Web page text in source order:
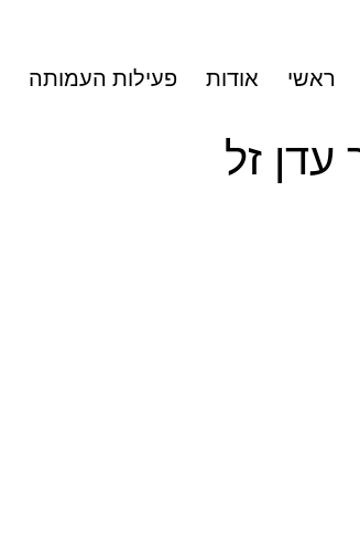
ראשי אודות פעילות העמותה
עדן זל